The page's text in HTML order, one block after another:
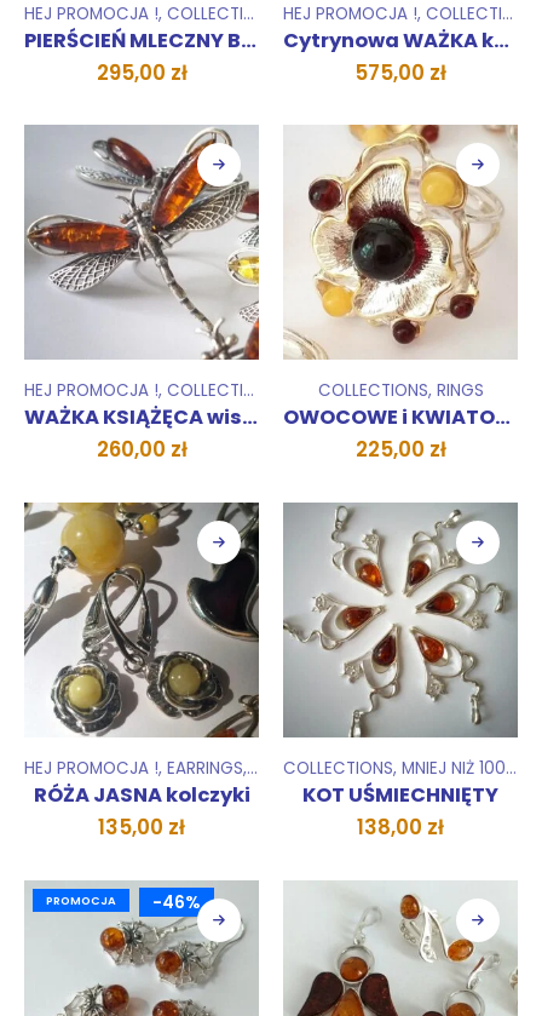
HEJ PROMOCJA !, COLLECTIONS ,RINGS,UNIKATY 1 SZTUKA
PIERŚCIEŃ MLECZNY BURSZTYN
295,00 zł
HEJ PROMOCJA !, COLLECTIONS
Cytrynowa WAŻKA komplet
575,00 zł
HEJ PROMOCJA !, COLLECTIONS PENDANTS,ZESTAWY
WAŻKA KSIĄŻĘCA wisior
260,00 zł
COLLECTIONS, RINGS
OWOCOWE i KWIATOWE PIERŚCIONKI
225,00 zł
HEJ PROMOCJA !, EARRINGS, COLLECTIONS
RÓŻA JASNA kolczyki
135,00 zł
COLLECTIONS, MNIEJ NIŻ 100 ZŁ
KOT UŚMIECHNIĘTY
138,00 zł
PROMOCJA -46%